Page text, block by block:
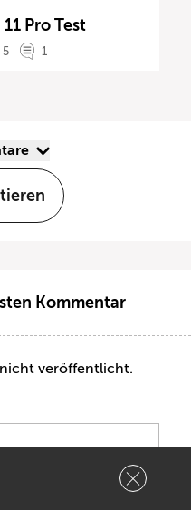
Pro Test
5 1
Kommentar
veröffentlicht.